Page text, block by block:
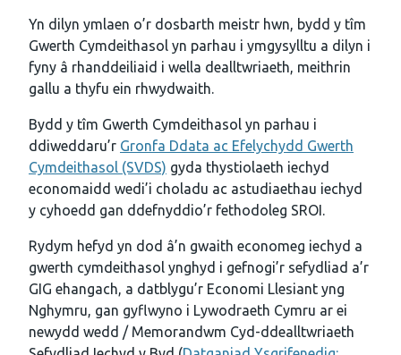
Yn dilyn ymlaen o’r dosbarth meistr hwn, bydd y tîm
Gwerth Cymdeithasol yn parhau i ymgysylltu a dilyn i
fyny â rhanddeiliaid i wella dealltwriaeth, meithrin
gallu a thyfu ein rhwydwaith.
Bydd y tîm Gwerth Cymdeithasol yn parhau i
ddiweddaru’r Gronfa Ddata ac Efelychydd Gwerth
Cymdeithasol (SVDS) gyda thystiolaeth iechyd
economaidd wedi’i choladu ac astudiaethau iechyd
y cyhoedd gan ddefnyddio’r fethodoleg SROI.
Rydym hefyd yn dod â’n gwaith economeg iechyd a
gwerth cymdeithasol ynghyd i gefnogi’r sefydliad a’r
GIG ehangach, a datblygu’r Economi Llesiant yng
Nghymru, gan gyflwyno i Lywodraeth Cymru ar ei
newydd wedd / Memorandwm Cyd-ddealltwriaeth